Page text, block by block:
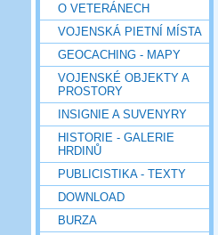
O VETERÁNECH
VOJENSKÁ PIETNÍ MÍSTA
GEOCACHING - MAPY
VOJENSKÉ OBJEKTY A
PROSTORY
INSIGNIE A SUVENYRY
HISTORIE - GALERIE
HRDINŮ
PUBLICISTIKA - TEXTY
DOWNLOAD
BURZA